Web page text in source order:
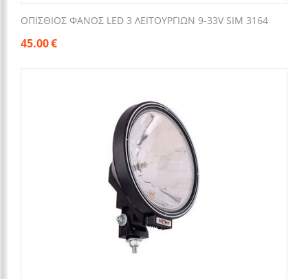
OΠΙΣΘΙΟΣ ΦΑΝΟΣ LED 3 ΛΕΙΤΟΥΡΓΙΩΝ 9-33V SIM 3164
45.00€